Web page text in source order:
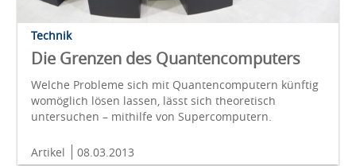
Technik
Die Grenzen des Quantencomputers
Welche Probleme sich mit Quantencomputern künftig
womöglich lösen lassen, lässt sich theoretisch
untersuchen – mithilfe von Supercomputern.
Artikel 08.03.2013